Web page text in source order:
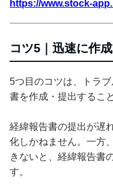
https://www.stock-
コツ5｜迅速に作
5つ目のコツは、トラ
書を作成・提出するこ
経緯報告書の提出が遅
化しかねません。一方
きないと、経緯報告書
す。